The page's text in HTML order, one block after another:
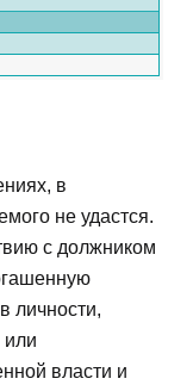
в
не удастся.
с должником
личности,
или
власти и